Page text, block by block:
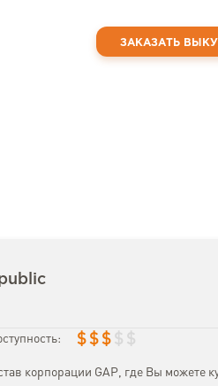
$ $ $ $ $
корпорации GAP, где Вы можете
ЗАКАЗАТЬ